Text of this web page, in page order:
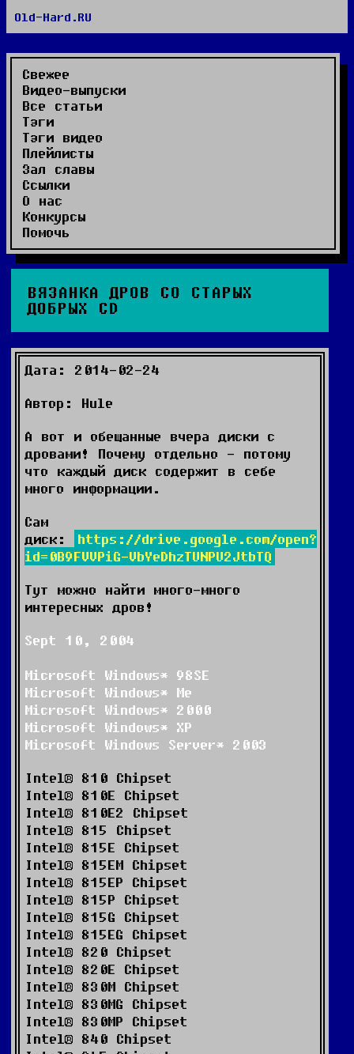
Old-Hard.RU
RSS комментариев
Видео-выпуски
Свежее
Видео-выпуски
Все статьи
Тэги
Тэги видео
Плейлисты
Зал славы
Ссылки
О нас
Конкурсы
Помочь
ВЯЗАНКА ДРОВ СО СТАРЫХ
ДОБРЫХ CD
Дата: 2014-02-24
Автор: Hule
А вот и обещанные вчера диски с
дровами! Почему отдельно - потому
что каждый диск содержит в себе
много информации.
Сам
диск:
https://drive.google.com/open?
id=0B9FVVPiG-VbYeDhzTUNPU2JtbTQ
Тут можно найти много-много
интересных дров!
Sept 10, 2004
Microsoft Windows* 98SE
Microsoft Windows* Me
Microsoft Windows* 2000
Microsoft Windows* XP
Microsoft Windows Server* 2003
Intel® 810 Chipset
Intel® 810E Chipset
Intel® 810E2 Chipset
Intel® 815 Chipset
Intel® 815E Chipset
Intel® 815EM Chipset
Intel® 815EP Chipset
Intel® 815P Chipset
Intel® 815G Chipset
Intel® 815EG Chipset
Intel® 820 Chipset
Intel® 820E Chipset
Intel® 830M Chipset
Intel® 830MG Chipset
Intel® 830MP Chipset
Intel® 840 Chipset